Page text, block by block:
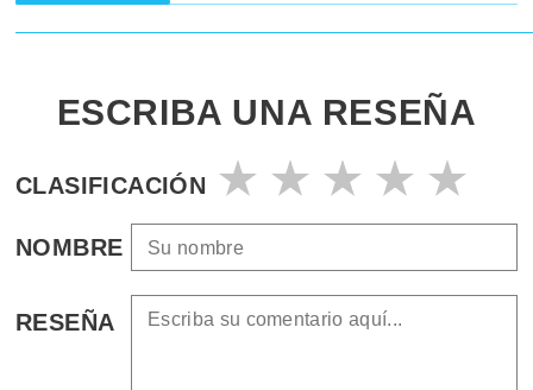
ESCRIBA UNA RESEÑA
CLASIFICACIÓN
NOMBRE
RESEÑA